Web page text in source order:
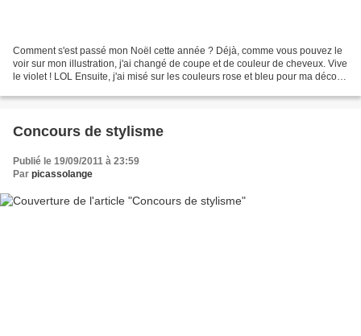
Comment s'est passé mon Noël cette année ? Déjà, comme vous pouvez le
voir sur mon illustration, j'ai changé de coupe et de couleur de cheveux. Vive
le violet ! LOL Ensuite, j'ai misé sur les couleurs rose et bleu pour ma déco !
Concours de stylisme
Publié le 19/09/2011 à 23:59
Par picassolange